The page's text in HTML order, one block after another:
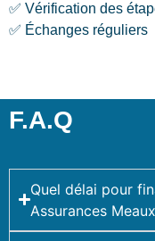
✅ Vérification des
✅ Échanges réguliers
F.A.Q
Quel délai pour
Assurances